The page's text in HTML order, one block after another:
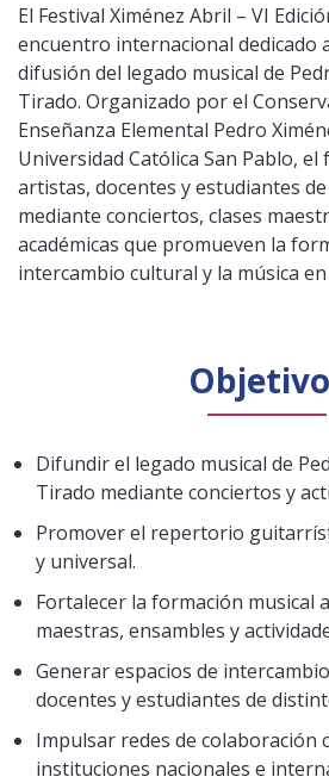
El Festival Ximénez Abril – VI
encuentro internacional dedicado
difusión del legado musical de
Tirado. Organizado por el
Enseñanza Elemental Pedro
Universidad Católica San Pablo,
artistas, docentes y estudiantes
mediante conciertos, clases
académicas que promueven la
intercambio cultural y la música en
Difundir el legado musical de
Tirado mediante conciertos y
Promover el repertorio
y universal.
Fortalecer la formación musical
maestras, ensambles y
Generar espacios de
docentes y estudiantes de
Impulsar redes de colaboración
instituciones nacionales e